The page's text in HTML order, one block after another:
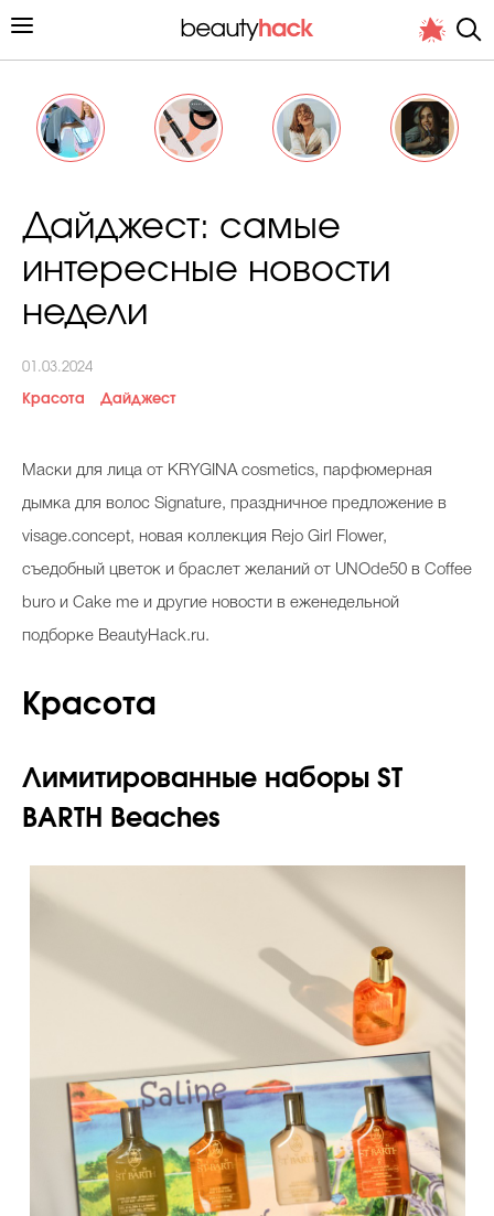
Личный опыт
Снимает и тестирует редакция
Косметичка профи
Папа может
Худеем правильно
Бьютихакер / Мама-хакер
Выбор визажистов
Celebrity дня
Фотоальбом
Интервью со звездой
Дайджест: самые
интересные новости
недели
01.03.2024
Красота Дайджест
Маски для лица от KRYGINA cosmetics, парфюмерная
дымка для волос Signature, праздничное предложение в
visage.concept, новая коллекция Rejo Girl Flower,
съедобный цветок и браслет желаний от UNOde50 в Coffee
buro и Cake me и другие новости в еженедельной
подборке BeautyHack.ru.
Красота
Лимитированные наборы ST
BARTH Beaches